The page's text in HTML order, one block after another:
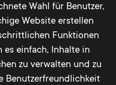
ist eine
Überarbeitung
möglich und führt
der
im Fall der
Inhalte usw.
beauftragten
und dieser
Wahl für Benutzer,
Website erstellen
Funktionen
es einfach, Inhalte in
zu verwalten und zu
Benutzerfreundlichkeit